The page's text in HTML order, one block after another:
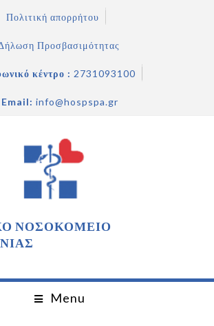
Πολιτική απορρήτου
Προσβασιμότητας
κέντρο : 2731093100
Email: info@hospspa.gr
ΝΟΣΟΚΟΜΕΙΟ
Menu